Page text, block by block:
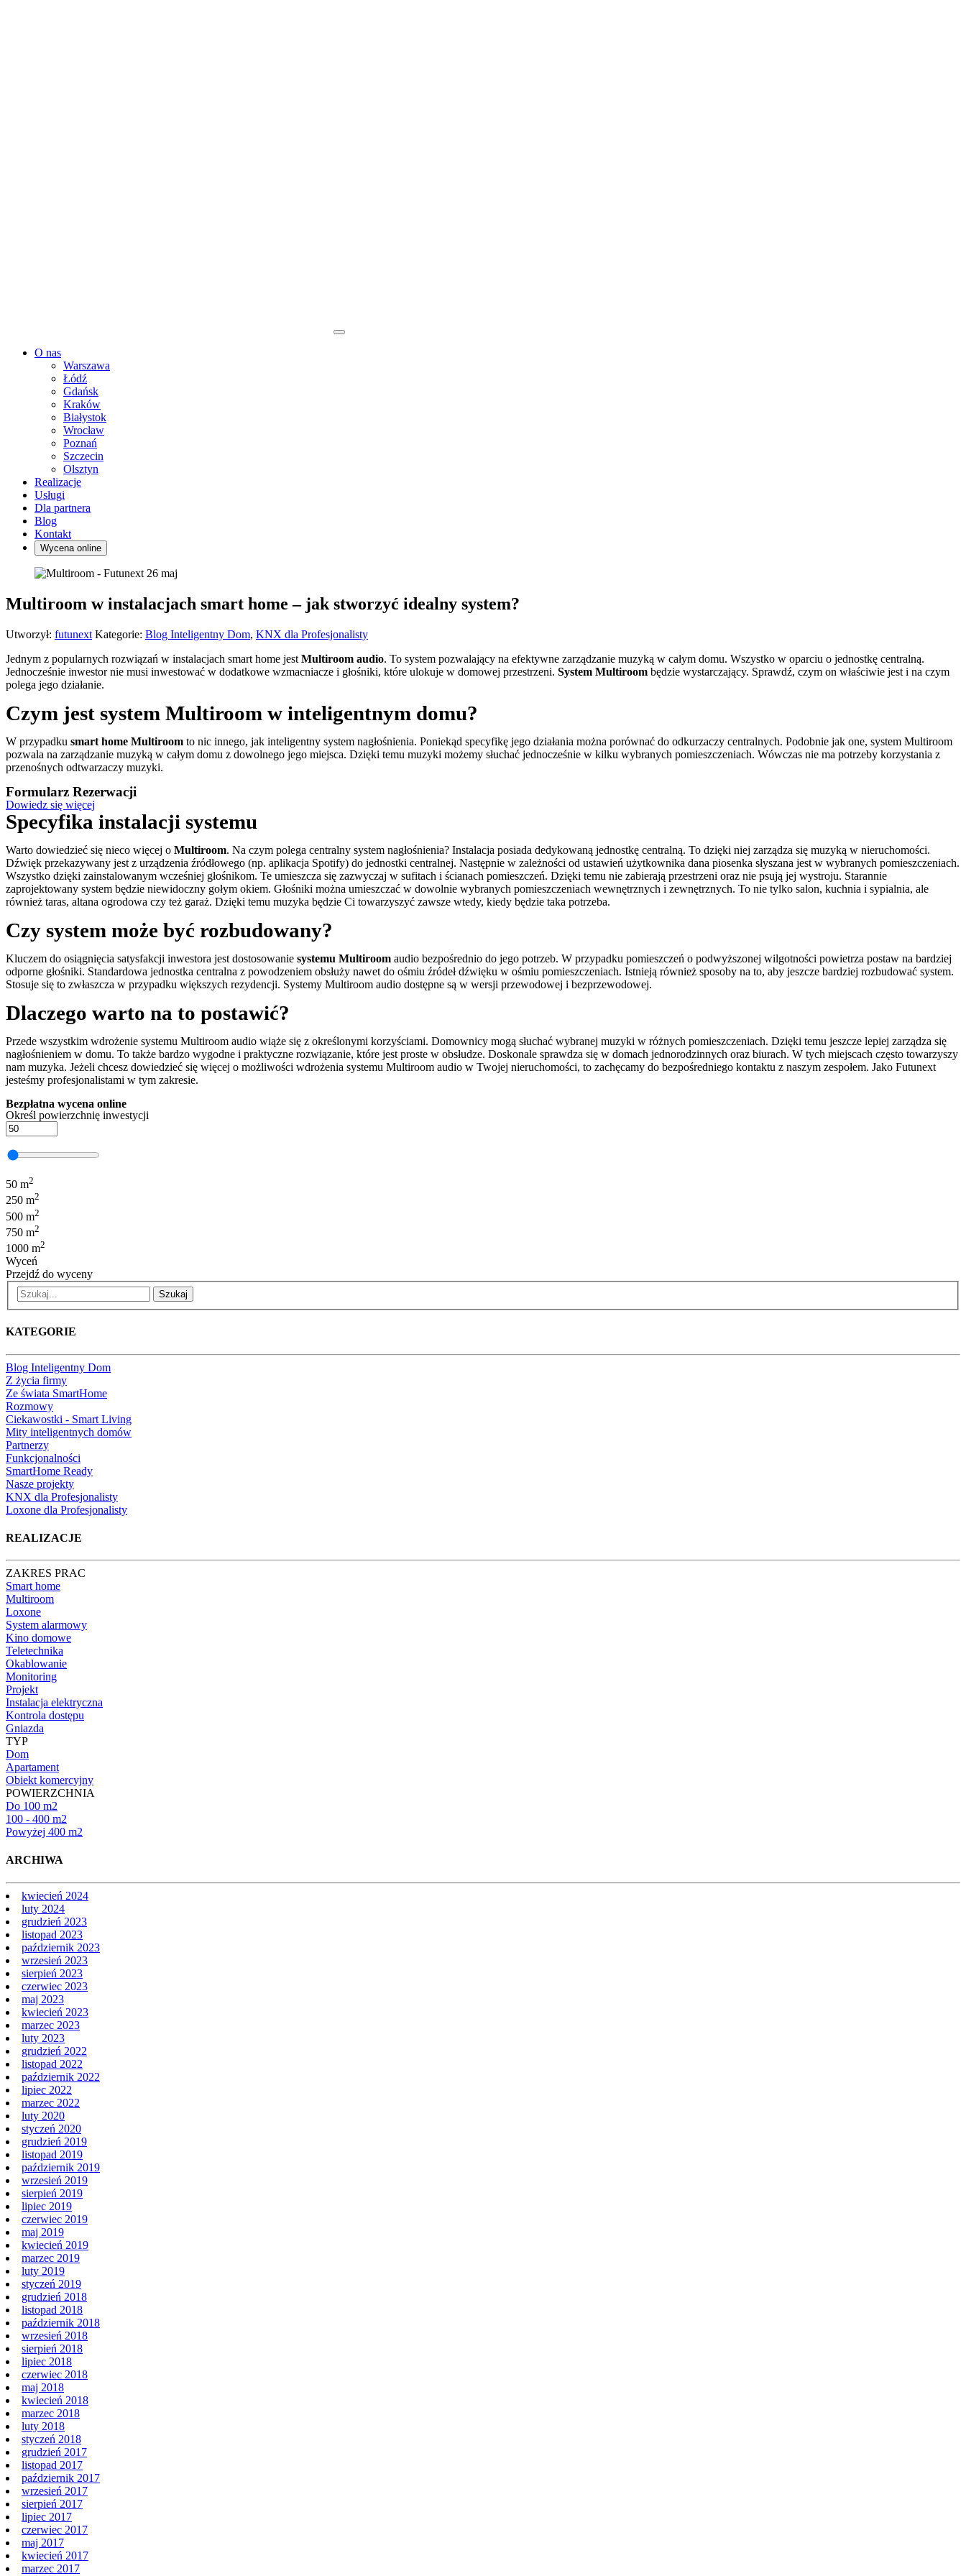
O nas
Warszawa
Łódź
Gdańsk
Kraków
Białystok
Wrocław
Poznań
Szczecin
Olsztyn
Realizacje
Usługi
Dla partnera
Blog
Kontakt
Wycena online
26 maj
Multiroom w instalacjach smart home – jak stworzyć idealny system?
Utworzył: futunext Kategorie: Blog Inteligentny Dom, KNX dla Profesjonalisty
Jednym z popularnych rozwiązań w instalacjach smart home jest Multiroom audio. To system pozwalający na efektywne zarządzanie muzyką w całym domu. Wszystko w oparciu o jednostkę centralną.
Jednocześnie inwestor nie musi inwestować w dodatkowe wzmacniacze i głośniki, które ulokuje w domowej przestrzeni. System Multiroom będzie wystarczający. Sprawdź, czym on właściwie jest i na czym
polega jego działanie.
Czym jest system Multiroom w inteligentnym domu?
W przypadku smart home Multiroom to nic innego, jak inteligentny system nagłośnienia. Poniekąd specyfikę jego działania można porównać do odkurzaczy centralnych. Podobnie jak one, system Multiroom
pozwala na zarządzanie muzyką w całym domu z dowolnego jego miejsca. Dzięki temu muzyki możemy słuchać jednocześnie w kilku wybranych pomieszczeniach. Wówczas nie ma potrzeby korzystania z
przenośnych odtwarzaczy muzyki.
Formularz Rezerwacji
Dowiedz się więcej
Specyfika instalacji systemu
Warto dowiedzieć się nieco więcej o Multiroom. Na czym polega centralny system nagłośnienia? Instalacja posiada dedykowaną jednostkę centralną. To dzięki niej zarządza się muzyką w nieruchomości.
Dźwięk przekazywany jest z urządzenia źródłowego (np. aplikacja Spotify) do jednostki centralnej. Następnie w zależności od ustawień użytkownika dana piosenka słyszana jest w wybranych pomieszczeniach.
Wszystko dzięki zainstalowanym wcześniej głośnikom. Te umieszcza się zazwyczaj w sufitach i ścianach pomieszczeń. Dzięki temu nie zabierają przestrzeni oraz nie psują jej wystroju. Starannie
zaprojektowany system będzie niewidoczny gołym okiem. Głośniki można umieszczać w dowolnie wybranych pomieszczeniach wewnętrznych i zewnętrznych. To nie tylko salon, kuchnia i sypialnia, ale
również taras, altana ogrodowa czy też garaż. Dzięki temu muzyka będzie Ci towarzyszyć zawsze wtedy, kiedy będzie taka potrzeba.
Czy system może być rozbudowany?
Kluczem do osiągnięcia satysfakcji inwestora jest dostosowanie systemu Multiroom audio bezpośrednio do jego potrzeb. W przypadku pomieszczeń o podwyższonej wilgotności powietrza postaw na bardziej
odporne głośniki. Standardowa jednostka centralna z powodzeniem obsłuży nawet do ośmiu źródeł dźwięku w ośmiu pomieszczeniach. Istnieją również sposoby na to, aby jeszcze bardziej rozbudować system.
Stosuje się to zwłaszcza w przypadku większych rezydencji. Systemy Multiroom audio dostępne są w wersji przewodowej i bezprzewodowej.
Dlaczego warto na to postawić?
Przede wszystkim wdrożenie systemu Multiroom audio wiąże się z określonymi korzyściami. Domownicy mogą słuchać wybranej muzyki w różnych pomieszczeniach. Dzięki temu jeszcze lepiej zarządza się
nagłośnieniem w domu. To także bardzo wygodne i praktyczne rozwiązanie, które jest proste w obsłudze. Doskonale sprawdza się w domach jednorodzinnych oraz biurach. W tych miejscach często towarzyszy
nam muzyka. Jeżeli chcesz dowiedzieć się więcej o możliwości wdrożenia systemu Multiroom audio w Twojej nieruchomości, to zachęcamy do bezpośredniego kontaktu z naszym zespołem. Jako Futunext
jesteśmy profesjonalistami w tym zakresie.
Bezpłatna wycena online
Określ powierzchnię inwestycji
50 m2
250 m2
500 m2
750 m2
1000 m2
Wyceń
Przejdź do wyceny
Szukaj
KATEGORIE
Blog Inteligentny Dom
Z życia firmy
Ze świata SmartHome
Rozmowy
Ciekawostki - Smart Living
Mity inteligentnych domów
Partnerzy
Funkcjonalności
SmartHome Ready
Nasze projekty
KNX dla Profesjonalisty
Loxone dla Profesjonalisty
REALIZACJE
ZAKRES PRAC
Smart home
Multiroom
Loxone
System alarmowy
Kino domowe
Teletechnika
Okablowanie
Monitoring
Projekt
Instalacja elektryczna
Kontrola dostępu
Gniazda
TYP
Dom
Apartament
Obiekt komercyjny
POWIERZCHNIA
Do 100 m2
100 - 400 m2
Powyżej 400 m2
ARCHIWA
kwiecień 2024
luty 2024
grudzień 2023
listopad 2023
październik 2023
wrzesień 2023
sierpień 2023
czerwiec 2023
maj 2023
kwiecień 2023
marzec 2023
luty 2023
grudzień 2022
listopad 2022
październik 2022
lipiec 2022
marzec 2022
luty 2020
styczeń 2020
grudzień 2019
listopad 2019
październik 2019
wrzesień 2019
sierpień 2019
lipiec 2019
czerwiec 2019
maj 2019
kwiecień 2019
marzec 2019
luty 2019
styczeń 2019
grudzień 2018
listopad 2018
październik 2018
wrzesień 2018
sierpień 2018
lipiec 2018
czerwiec 2018
maj 2018
kwiecień 2018
marzec 2018
luty 2018
styczeń 2018
grudzień 2017
listopad 2017
październik 2017
wrzesień 2017
sierpień 2017
lipiec 2017
czerwiec 2017
maj 2017
kwiecień 2017
marzec 2017